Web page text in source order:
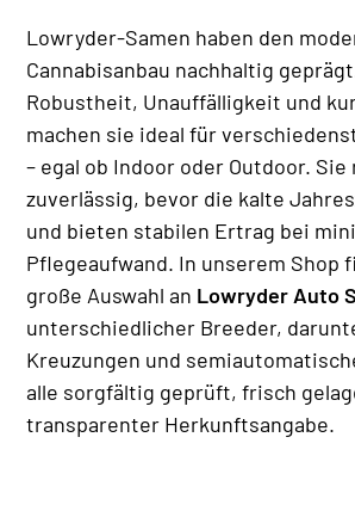
Lowryder-Samen haben den
Cannabisanbau nachhaltig
Robustheit, Unauffälligkeit und
machen sie ideal für
– egal ob Indoor oder Outdoor. Sie
zuverlässig, bevor die kalte
und bieten stabilen Ertrag bei
Pflegeaufwand. In unserem Shop
große Auswahl an Lowryder Auto
unterschiedlicher Breeder,
Kreuzungen und
alle sorgfältig geprüft, frisch
transparenter Herkunftsangabe.